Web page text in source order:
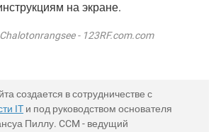
на экране.
- 123RF.com.com
создается в сотрудничестве с
IT и под руководством основателя
Пиллу. CCM - ведущий